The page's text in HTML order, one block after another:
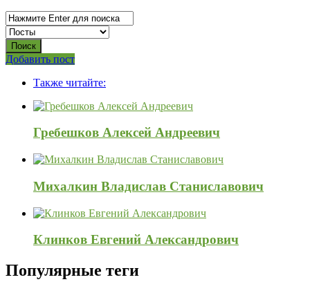
Боковая
Добавить пост
120x600Также читайте:
Гребешков Алексей Андреевич
Михалкин Владислав Станиславович
Клинков Евгений Александрович
Популярные теги